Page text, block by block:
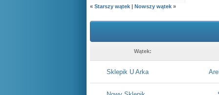
« Starszy wątek | Nowszy wątek »
Wątek:
Sklepik U Arka